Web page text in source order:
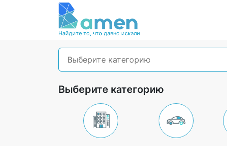
Найдите то, что давно искали
Выберите категорию
Выберите категорию